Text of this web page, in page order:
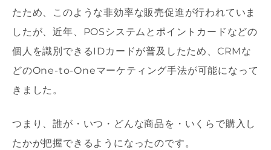
たため、このような非効率な販売促進が行われていま
したが、近年、POSシステムとポイントカードなどの
個人を識別できるIDカードが普及したため、CRMな
どのOne-to-Oneマーケティング手法が可能になって
きました。
つまり、誰が・いつ・どんな商品を・いくらで購入し
たかが把握できるようになったのです。